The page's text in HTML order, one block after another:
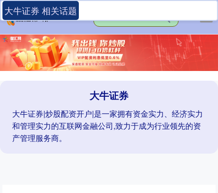
大牛证券
大牛证券|炒股配资开户|是一家拥有资金实力、经济实力
和管理实力的互联网金融公司,致力于成为行业领先的资
产管理服务商。
大牛证券 相关话题